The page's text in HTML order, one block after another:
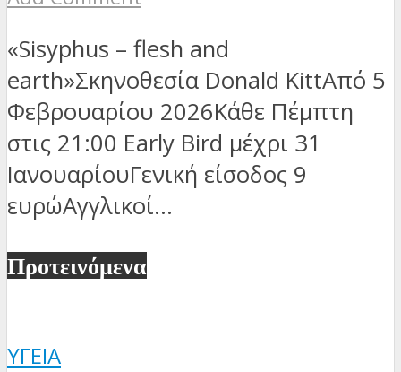
«Sisyphus – flesh and
earth»Σκηνοθεσία Donald KittΑπό 5
Φεβρουαρίου 2026Κάθε Πέμπτη
στις 21:00 Early Bird μέχρι 31
ΙανουαρίουΓενική είσοδος 9
ευρώΑγγλικοί...
Προτεινόμενα
ΥΓΕΊΑ